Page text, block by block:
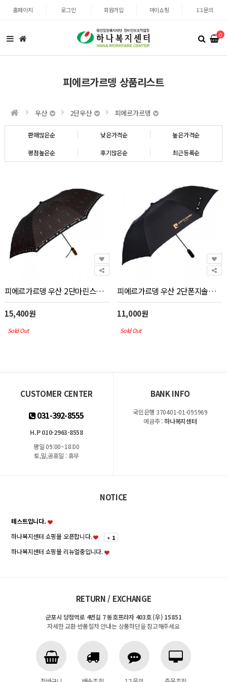
홈페이지 로그인 회원가입 마이쇼핑 1:1문의
0
피에르가르뎅 상품리스트
우산 2단우산 피에르가르뎅
판매많은순 낮은가격순 높은가격순
평점높은순 후기많은순 최근등록순
피에르가르뎅 우산 2단마린스트라이프_우산(판촉물인쇄)
15,400원
Sold Out
피에르가르뎅 우산 2단폰지솔리드_우산(판촉물인쇄)
11,000원
Sold Out
CUSTOMER CENTER
031-392-8555
H.P 010-2963-8558
평일 09:00~18:00
토,일,공휴일 : 휴무
BANK INFO
국민은행 370401-01-095969
예금주 :하나복지센터
NOTICE
테스트입니다.
하나복지센터 쇼핑몰 오픈합니다.
+ 1
하나복지센터 쇼핑몰 리뉴얼중입니다.
RETURN / EXCHANGE
군포시 당정역로 4번길 7 동호프라자 403호 (우) 15851
자세한 교환·반품절차 안내는 상품하단을 참고해주세요